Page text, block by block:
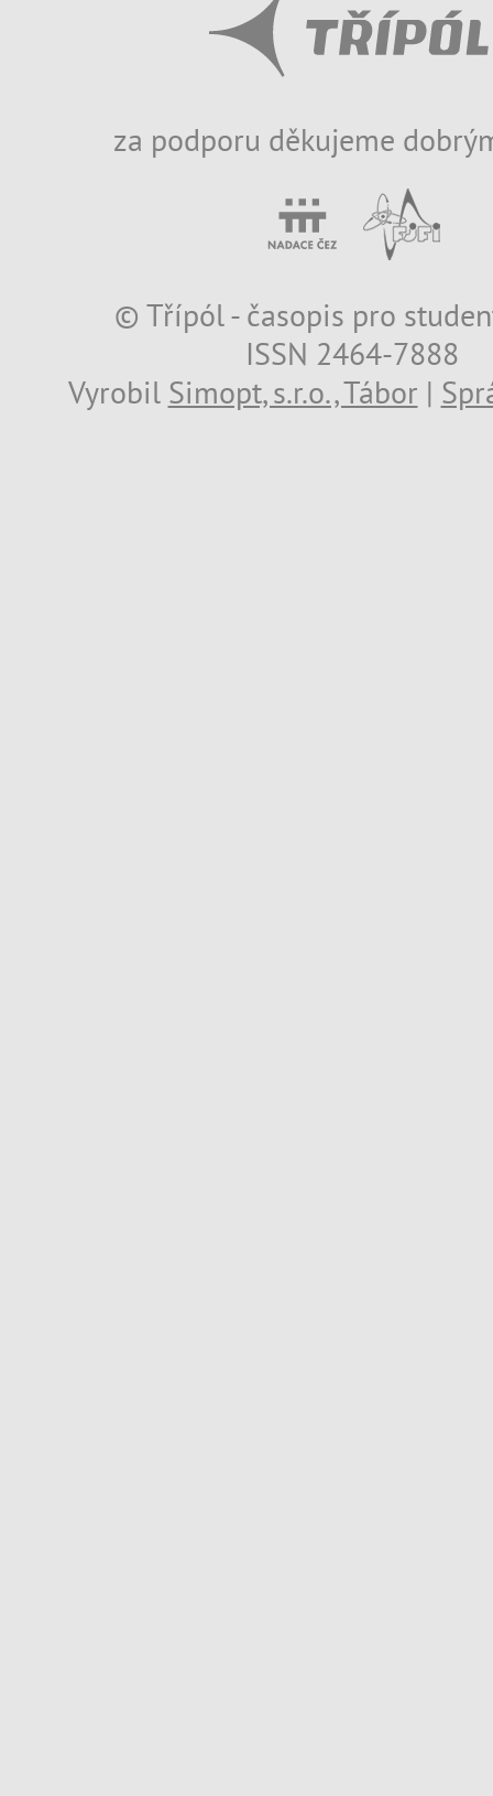
za podporu děkujeme
© Třípól - časopis pro
ISSN 2464-7888
Vyrobil Simopt, s.r.o., Tábor |